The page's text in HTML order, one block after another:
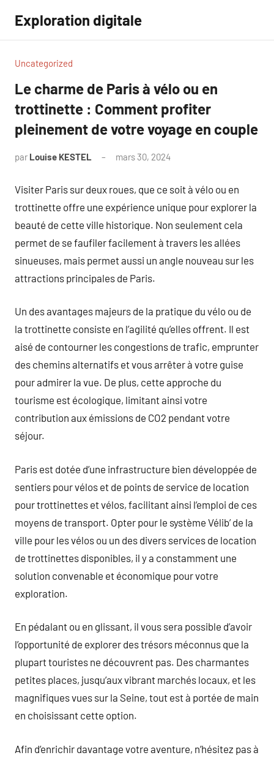
contenu
Exploration digitale
Uncategorized
Le charme de Paris à vélo ou en
trottinette : Comment profiter
pleinement de votre voyage en couple
par Louise KESTEL mars 30, 2024
Visiter Paris sur deux roues, que ce soit à vélo ou en
trottinette offre une expérience unique pour explorer la
beauté de cette ville historique. Non seulement cela
permet de se faufiler facilement à travers les allées
sinueuses, mais permet aussi un angle nouveau sur les
attractions principales de Paris.
Un des avantages majeurs de la pratique du vélo ou de
la trottinette consiste en l’agilité qu’elles offrent. Il est
aisé de contourner les congestions de trafic, emprunter
des chemins alternatifs et vous arrêter à votre guise
pour admirer la vue. De plus, cette approche du
tourisme est écologique, limitant ainsi votre
contribution aux émissions de CO2 pendant votre
séjour.
Paris est dotée d’une infrastructure bien développée de
sentiers pour vélos et de points de service de location
pour trottinettes et vélos, facilitant ainsi l’emploi de ces
moyens de transport. Opter pour le système Vélib’ de la
ville pour les vélos ou un des divers services de location
de trottinettes disponibles, il y a constamment une
solution convenable et économique pour votre
exploration.
En pédalant ou en glissant, il vous sera possible d’avoir
l’opportunité de explorer des trésors méconnus que la
plupart touristes ne découvrent pas. Des charmantes
petites places, jusqu’aux vibrant marchés locaux, et les
magnifiques vues sur la Seine, tout est à portée de main
en choisissant cette option.
Afin d’enrichir davantage votre aventure, n’hésitez pas à